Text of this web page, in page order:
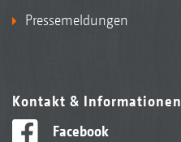
Pressemeldungen
Kontakt & Informationen
Facebook